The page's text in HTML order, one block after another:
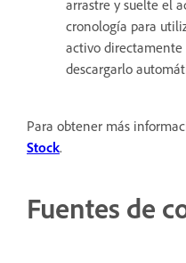
arrastre y suelte el
cronología para
activo directamente
descargarlo
Para obtener más
Stock.
Fuentes de